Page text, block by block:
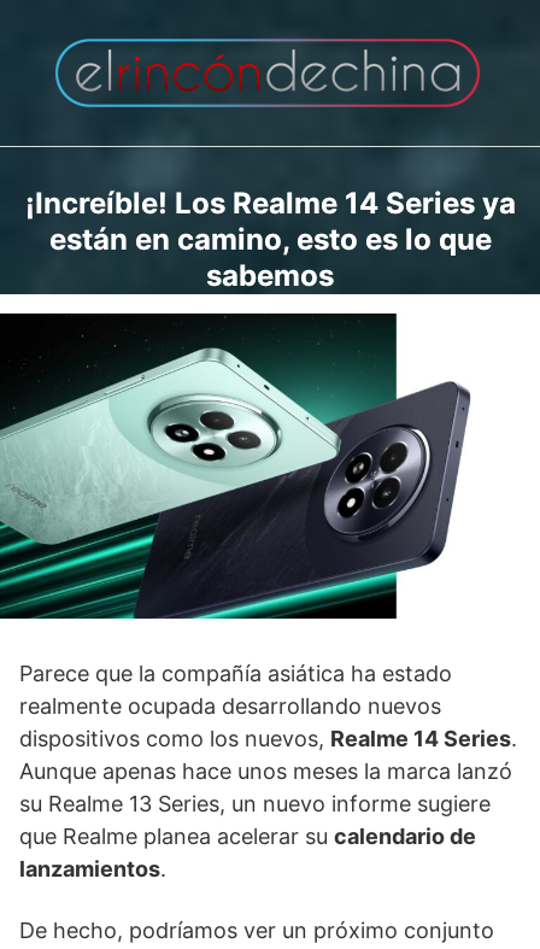
contenido
¡Increíble! Los Realme 14 Series ya
están en camino, esto es lo que
sabemos
Parece que la compañía asiática ha estado
realmente ocupada desarrollando nuevos
dispositivos como los nuevos, Realme 14 Series.
Aunque apenas hace unos meses la marca lanzó
su Realme 13 Series, un nuevo informe sugiere
que Realme planea acelerar su calendario de
lanzamientos.
De hecho, podríamos ver un próximo conjunto